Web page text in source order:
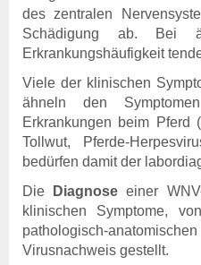
des zentralen
Schädigung ab. Bei
Erkrankungshäufigkeit
Viele der klinischen
ähneln den
Erkrankungen beim Pferd
Tollwut, Pferde-
bedürfen damit der
Die
Diagnose einer
klinischen Symptome,
pathologisch-
Virusnachweis gestellt.